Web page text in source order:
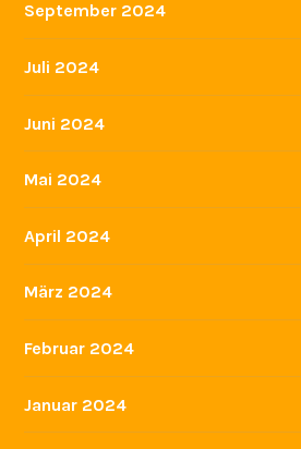
September 2024
Juli 2024
Juni 2024
Mai 2024
April 2024
März 2024
Februar 2024
Januar 2024